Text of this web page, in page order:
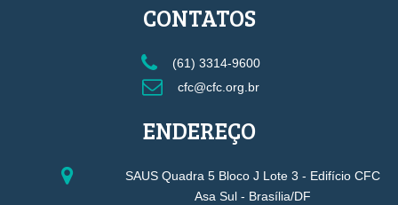
CONTATOS
(61) 3314-9600
cfc@cfc.org.br
ENDEREÇO
SAUS Quadra 5 Bloco J Lote 3 - Edifício CFC
Asa Sul - Brasília/DF